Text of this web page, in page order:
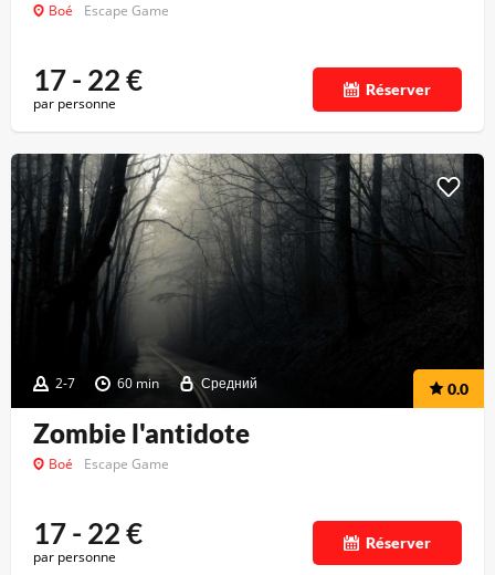
Boé Escape Game
17 - 22€
par personne
Réserver
2-7 60 min Средний 0.0
Zombie l'antidote
Boé Escape Game
17 - 22€
par personne
Réserver